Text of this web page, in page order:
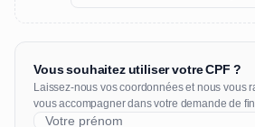
Vous souhaitez utiliser votre CPF ?
Laissez-nous vos coordonnées et nous vous
vous accompagner dans votre demande de